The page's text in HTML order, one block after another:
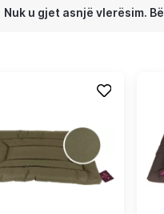
Nuk u gjet asnjë vlerësim.